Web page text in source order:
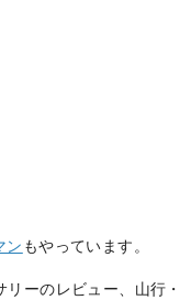
ン もやっています。
ーのレビュー、山行